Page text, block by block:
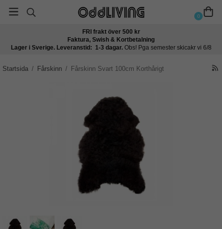
0
FRI frakt över 500 kr
Faktura, Swish & Kortbetalning
Lager i Sverige. Leveranstid: 1-3 dagar. Obs! Pga semester skicakr vi 6/8
Startsida / Fårskinn / Fårskinn Svart 100cm Korthårigt